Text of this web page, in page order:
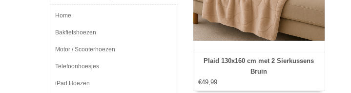
Plaid 130x160 cm met 2 Sierkussens
Bruin
€49,99
Home
Bakfietshoezen
Motor / Scooterhoezen
Telefoonhoesjes
iPad Hoezen